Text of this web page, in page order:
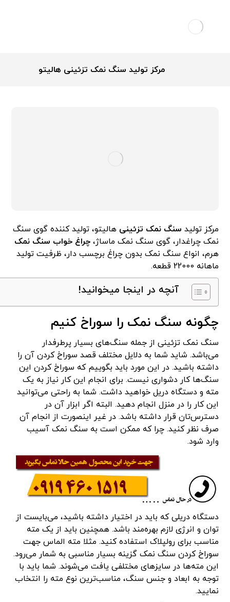
مرکز تولید سنگ نمک تزئینی هالیتو
مرکز تولید سنگ نمک تزئینی هالیتو، تولید کننده گوی سنگ
نمک چراغدار، گوی سنگ نمک ماساژ،چراغ خواب سنگ نمک
هرم، انواع سنگ نمک بدون چراغ برچسب دار، ظرفیت تولید
ماهانه 22000 قطعه.
آنچه در اینجا میخوانید!
چگونه سنگ نمک را سوراخ کنیم
سنگ نمک تزئینی از جمله سنگ‌های بسیار پرطرفدار
می‌باشد. شاید شما به دلایل مختلف قصد سوراخ کردن آن را
داشته باشید. در این مورد باید بگوییم که سوراخ کردن این
سنگ‌ها کار دشواری نیست. برای انجام این کار نیاز به یک
مته و دستگاه دریل خواهید داشت. شما به راحتی می‌توانید
این کار را در منزل انجام دهید. البته اگر ابزار آن در
دسترس‌تان قرار داشته باشد. در غیر اینصورت از انجام آن
صرف نظر کنید. چرا که ممکن است به سنگ نمک آسیب
وارد شود.
دستگاه دریلی که باید در اختیار داشته باشید، می‌بایست از
توان و انرژی لازم بهره‌مند باشد. همچنین باید از یک مته
مناسب برای رولپلاک استفاده کنید. مثلا مته الماس جهت
سوراخ کردن سنگ نمک گزینه بسیار مناسبی به شمار می‌رود.
این مته‌ها در سایزهای مختلفی یافت می‌شوند. شما باید با
توجه به ابعاد و جنس سنگ، مناسب‌ترین نوع مته را انتخاب
نمایید.